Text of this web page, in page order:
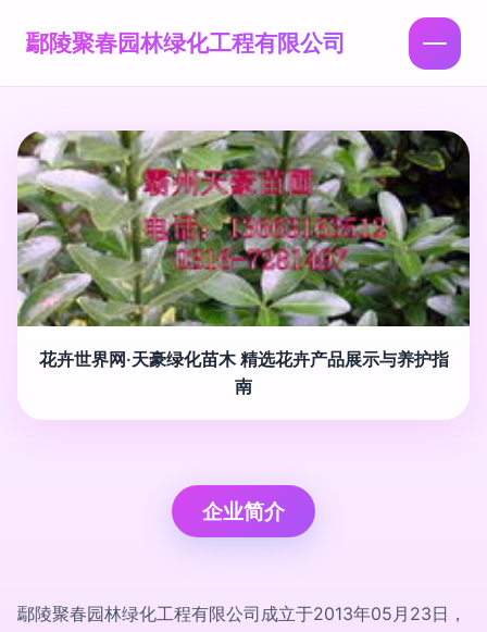
鄢陵聚春园林绿化工程有限公司
花卉世界网·天豪绿化苗木 精选花卉产品展示与养护指
南
企业简介
鄢陵聚春园林绿化工程有限公司成立于2013年05月23日，